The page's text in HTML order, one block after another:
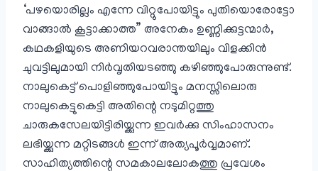
‘പഴയൊരില്ലം എന്നേ വിറ്റുപോയിട്ടും പുതിയൊരോട്ടോ
വാങ്ങാൽ കൂട്ടാക്കാത്ത” അനേകം ഉണ്ണിക്കുട്ടന്മാർ,
കഥകളിയുടെ അണിയറവരാന്തയിലും വിളക്കിൻ
ചുവട്ടിലുമായി നിർവൃതിയടഞ്ഞു കഴിഞ്ഞുപോരുന്നുണ്ട്.
നാലുകെട്ട് പൊളിഞ്ഞുപോയിട്ടും മനസ്സിലൊരു
നാലുകെട്ടുകെട്ടി അതിന്റെ നടുമിറ്റത്തു
ചാരുകസേലയിട്ടിരിയ്ക്കുന്ന ഇവർക്കു സിംഹാസനം
ലഭിയ്ക്കുന്ന മറ്റിടങ്ങൾ ഇന്ന് അത്യപൂർവ്വമാണ്.
സാഹിത്യത്തിന്റെ സമകാലലോകത്തു പ്രവേശം